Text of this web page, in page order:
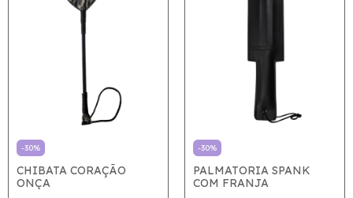
-30%
CHIBATA CORAÇÃO
ONÇA
-30%
PALMATORIA SPANK
COM FRANJA